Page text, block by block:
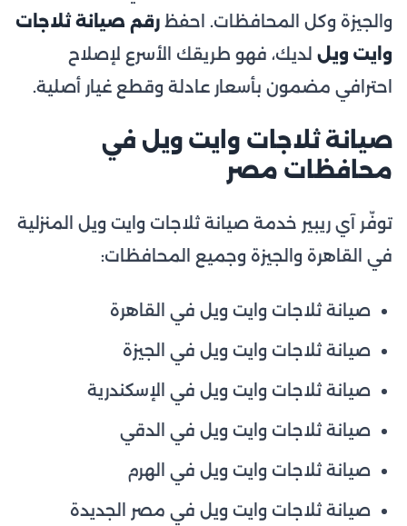
والجيزة وكل المحافظات. احفظ رقم صيانة ثلاجات
وايت ويل لديك، فهو طريقك الأسرع لإصلاح
احترافي مضمون بأسعار عادلة وقطع غيار أصلية.
صيانة ثلاجات وايت ويل في
محافظات مصر
توفّر آي ريبير خدمة صيانة ثلاجات وايت ويل المنزلية
في القاهرة والجيزة وجميع المحافظات:
صيانة ثلاجات وايت ويل في القاهرة
صيانة ثلاجات وايت ويل في الجيزة
صيانة ثلاجات وايت ويل في الإسكندرية
صيانة ثلاجات وايت ويل في الدقي
صيانة ثلاجات وايت ويل في الهرم
صيانة ثلاجات وايت ويل في مصر الجديدة